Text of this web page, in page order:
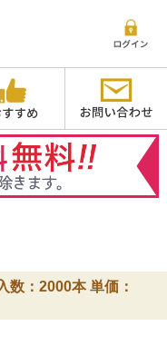
数：2000本 単価：